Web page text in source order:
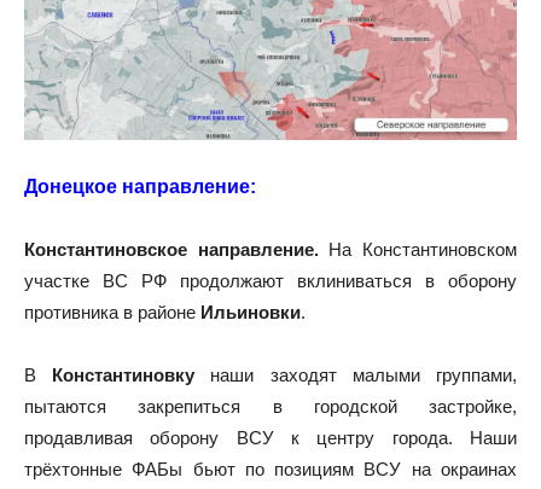
Донецкое направление:
Константиновское направление. На Константиновском
участке ВС РФ продолжают вклиниваться в оборону
противника в районе Ильиновки.
В Константиновку наши заходят малыми группами,
пытаются закрепиться в городской застройке,
продавливая оборону ВСУ к центру города. Наши
трёхтонные ФАБы бьют по позициям ВСУ на окраинах